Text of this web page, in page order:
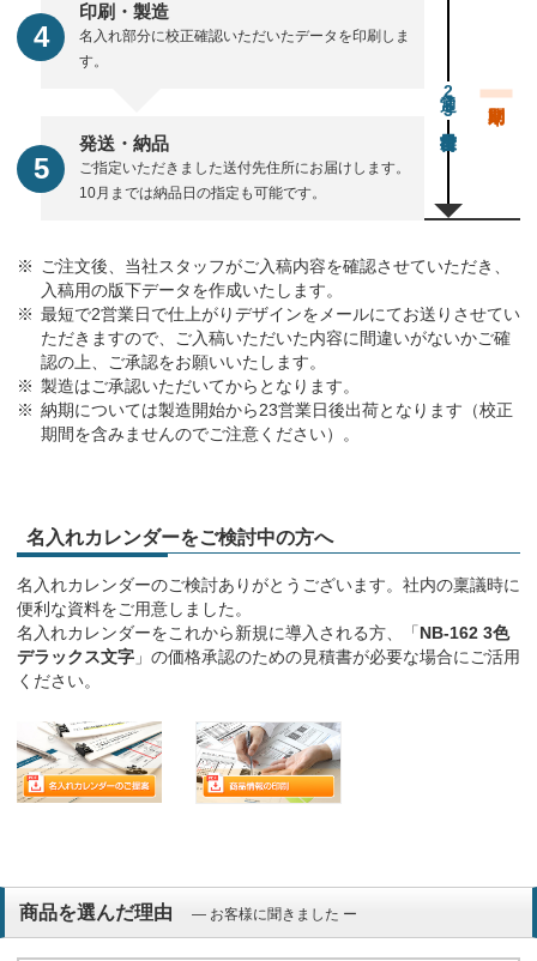
印刷・製造
名入れ部分に校正確認いただいたデータを印刷しま
す。
発送・納品
ご指定いただきました送付先住所にお届けします。
10月までは納品日の指定も可能です。
通常23営業日後出荷
ご注文後、当社スタッフがご入稿内容を確認させていただき、
入稿用の版下データを作成いたします。
最短で2営業日で仕上がりデザインをメールにてお送りさせてい
ただきますので、ご入稿いただいた内容に間違いがないかご確
認の上、ご承認をお願いいたします。
製造はご承認いただいてからとなります。
納期については製造開始から23営業日後出荷となります（校正
期間を含みませんのでご注意ください）。
名入れカレンダーをご検討中の方へ
名入れカレンダーのご検討ありがとうございます。社内の稟議時に
便利な資料をご用意しました。
名入れカレンダーをこれから新規に導入される方、「NB-162 3色
デラックス文字 」の価格承認のための見積書が必要な場合にご活用
ください。
商品を選んだ理由 ― お客様に聞きました ー